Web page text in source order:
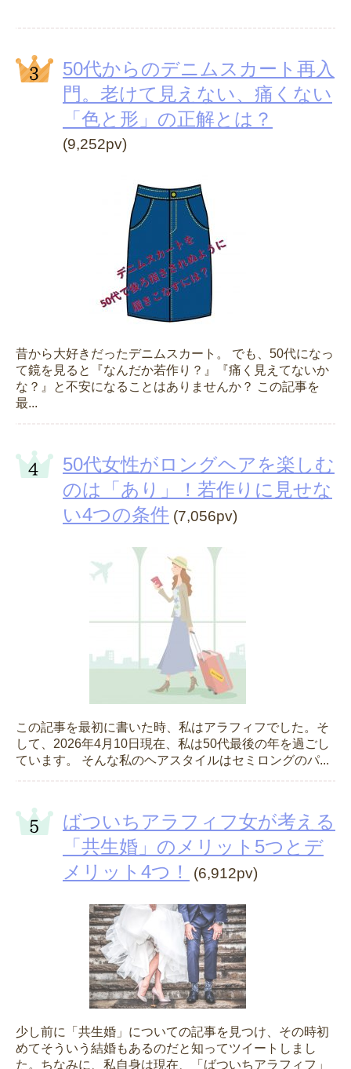
50代からのデニムスカート再入
門。老けて見えない、痛くない
「色と形」の正解とは？
(9,252pv)
昔から大好きだったデニムスカート。 でも、50代になっ
て鏡を見ると『なんだか若作り？』『痛く見えてないか
な？』と不安になることはありませんか？ この記事を
最...
50代女性がロングヘアを楽しむ
のは「あり」！若作りに見せな
い4つの条件 (7,056pv)
この記事を最初に書いた時、私はアラフィフでした。そ
して、2026年4月10日現在、私は50代最後の年を過ごし
ています。 そんな私のヘアスタイルはセミロングのパ...
ばついちアラフィフ女が考える
「共生婚」のメリット5つとデ
メリット4つ！
(6,912pv)
少し前に「共生婚」についての記事を見つけ、その時初
めてそういう結婚もあるのだと知ってツイートしまし
た。ちなみに、私自身は現在、「ばついちアラフィフ」